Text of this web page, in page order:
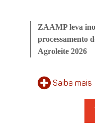
ZAAMP leva
processamento
Agroleite 2026
Saiba mais